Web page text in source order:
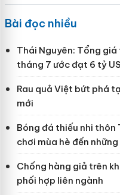
Bài đọc nhiều
Thái Nguyên: Tổng
tháng 7 ước đạt 6 tỷ
Rau quả Việt bứt phá
mới
Bóng đá thiếu nhi thôn
chơi mùa hè đến
Chống hàng giả trên
phối hợp liên ngành